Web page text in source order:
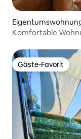
Komfortable
Gäste-Favorit
Gäste-Favorit